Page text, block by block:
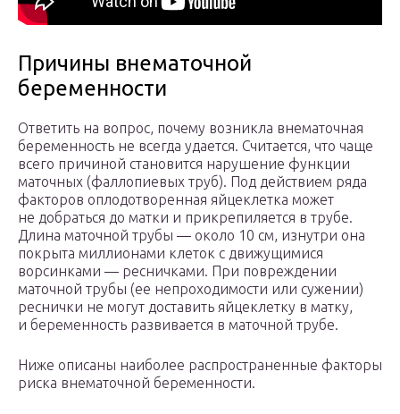
Причины внематочной
беременности
Ответить на вопрос, почему возникла внематочная
беременность не всегда удается. Считается, что чаще
всего причиной становится нарушение функции
маточных (фаллопиевых труб). Под действием ряда
факторов оплодотворенная яйцеклетка может
не добраться до матки и прикрепиляется в трубе.
Длина маточной трубы — около 10 см, изнутри она
покрыта миллионами клеток с движущимися
ворсинками — ресничками. При повреждении
маточной трубы (ее непроходимости или сужении)
реснички не могут доставить яйцеклетку в матку,
и беременность развивается в маточной трубе.
Ниже описаны наиболее распространенные факторы
риска внематочной беременности.